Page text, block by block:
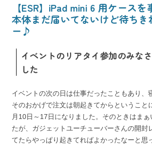
【ESR】iPad mini 6 用ケース
本体まだ届いてないけど待ちき
ー♪
イベントのリアタイ参加のみな
した
イベントの次の日は仕事だったこともあり、
そのおかげで注文は朝起きてからということ
月10日～17日になりました。そのときはまぁ
たが、ガジェットユーチューバーさんの開封
てたらやっぱり起きてればよかったなーと思